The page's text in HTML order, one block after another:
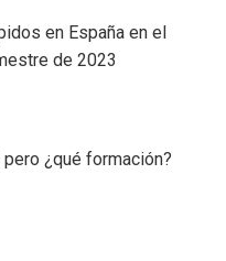
en España en el
de 2023
¿qué formación?